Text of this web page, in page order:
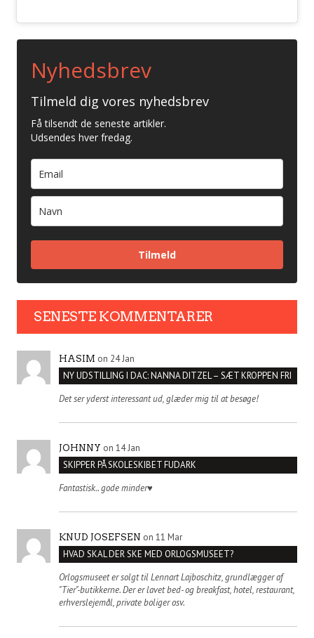
Nyhedsbrev
Tilmeld dig vores nyhedsbrev
Få tilsendt de seneste artikler.
Udsendes hver fredag.
Tilmeld
SENESTE KOMMENTARER
HASIM on 24 Jan
NY UDSTILLING I DAC: NANNA DITZEL – SÆT KROPPEN FRI
Det ser yderst interessant ud, glæder mig til at besøge!
JOHNNY on 14 Jan
SKIPPER PÅ SKOLESKIBET FUDARK
Fantastisk.. gode minder♥️
KNUD JOSEFSEN on 11 Mar
HVAD SKAL DER SKE MED ORLOGSMUSEET?
Orlogsmuseet er solgt til Lennart Lajboschitz, grundlægger af
"Tier"-butikkerne. Der er lavet bed- og breakfast, hotel, restaurant,
erhverslejemål, private boliger osv.